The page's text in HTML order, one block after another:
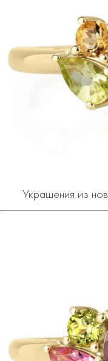
Украшения из